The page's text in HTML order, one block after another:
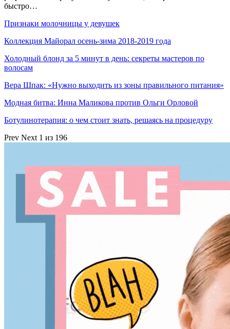
быстро…
Признаки молочницы у девушек
Коллекция Майорал осень-зима 2018-2019 года
Холодный блонд за 5 минут в день: секреты мастеров по
волосам
Вера Шпак: «Нужно выходить из зоны правильного питания»
Модная битва: Инна Маликова против Ольги Орловой
Ботулинотерапия: о чем стоит знать, решаясь на процедуру
Prev Next 1 из 196